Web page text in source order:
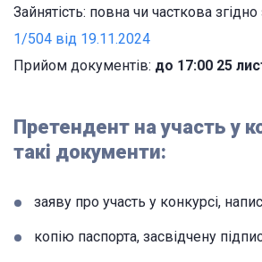
Зайнятість: повна чи часткова
1/504 від 19.11.2024
Прийом документів: до 17:00 25
Претендент на участь у
такі документи:
заяву про участь у конкурсі,
копію паспорта, засвідчену